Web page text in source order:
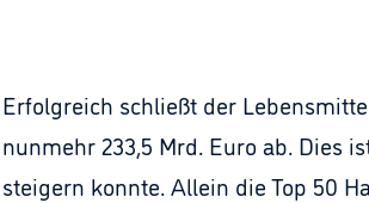
Erfolgreich schließt der
nunmehr 233,5 Mrd. Euro ab. Dies
steigern konnte. Allein die Top 50